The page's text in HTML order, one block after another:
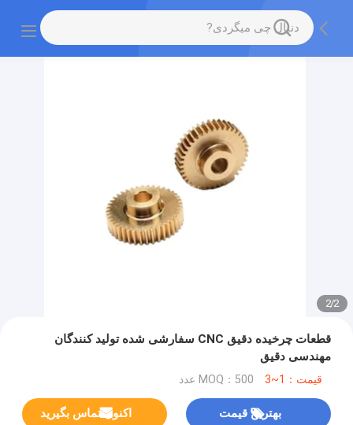
2
/
2
قطعات چرخیده دقیق CNC سفارشی شده تولید کنندگان
مهندسی دقیق
قیمت：1~3 MOQ：500 عدد
بهترین قیمت اکنون تماس بگیرید